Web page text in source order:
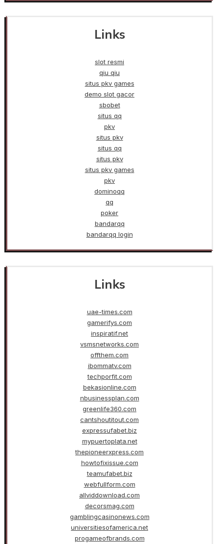
Links
slot resmi
qiu qiu
situs pkv games
demo slot gacor
sbobet
situs qq
pkv
situs pkv
situs qq
situs pkv
situs pkv games
pkv
dominoqq
qq
poker
bandarqq
bandarqq login
Links
uae-times.com
gamerifys.com
inspiratif.net
vsmsnetworks.com
offthem.com
ibommatv.com
techporfit.com
bekasionline.com
nbusinessplan.com
greenlife360.com
cantshoutitout.com
expressufabet.biz
mypuertoplata.net
thepioneerxpress.com
howtofixissue.com
teamufabet.biz
webfullform.com
allviddownload.com
decorsmag.com
gamblingcasinonews.com
universitiesofamerica.net
progameofbrands.com